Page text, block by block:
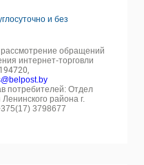
и без
обращений
интернет-торговли
потребителей: Отдел
района г.
3798677